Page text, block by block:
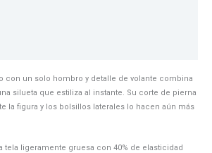
con un solo hombro y detalle de volante combina
silueta que estiliza al instante. Su corte de pierna
la figura y los bolsillos laterales lo hacen aún más
tela ligeramente gruesa con 40% de elasticidad